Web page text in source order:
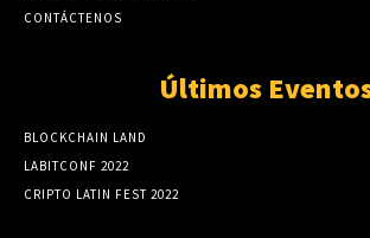
CONTÁCTENOS
Últimos
BLOCKCHAIN LAND
LABITCONF 2022
CRIPTO LATIN FEST 2022